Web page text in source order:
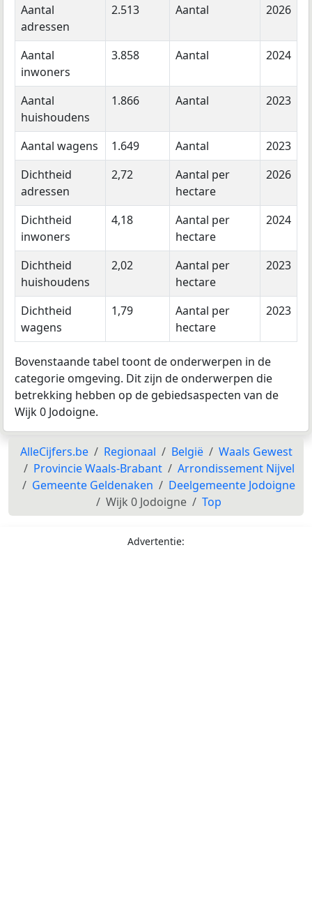
Aantal
adressen
2.513 Aantal 2026
Aantal
inwoners
3.858 Aantal 2024
Aantal
huishoudens
1.866 Aantal 2023
Aantal wagens 1.649 Aantal
2023
Dichtheid
adressen
2,72
Aantal per
hectare
2026
Dichtheid
inwoners
4,18
Aantal per
hectare
2024
Dichtheid
huishoudens
2,02
Aantal per
hectare
2023
Dichtheid
wagens
1,79
Aantal per
hectare
2023
Bovenstaande tabel toont de onderwerpen in de
categorie omgeving. Dit zijn de onderwerpen die
betrekking hebben op de gebiedsaspecten van de
Wijk 0 Jodoigne.
AlleCijfers.be Regionaal België
Waals Gewest
Provincie Waals-Brabant
Arrondissement Nijvel
Gemeente Geldenaken
Deelgemeente Jodoigne
Wijk 0 Jodoigne
Top
Advertentie: